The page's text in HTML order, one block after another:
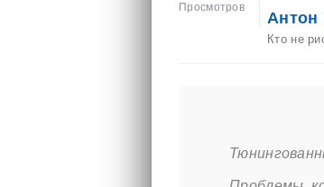
Просмотров
Антон
Кто не